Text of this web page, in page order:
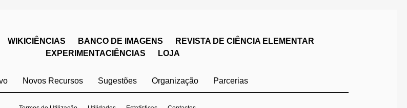
WIKICIÊNCIAS BANCO DE IMAGENS
REVISTA DE CIÊNCIA ELEMENTAR
EXPERIMENTACIÊNCIAS
LOJA
Novos Recursos Sugestões Organização Parcerias